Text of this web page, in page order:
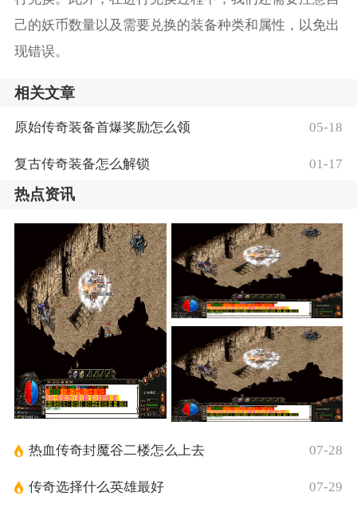
己的妖币数量以及需要兑换的装备种类和属性，以免出
现错误。
相关文章
原始传奇装备首爆奖励怎么领 05-18
复古传奇装备怎么解锁 01-17
热点资讯
热血传奇封魔谷二楼怎么上去 07-28
传奇选择什么英雄最好 07-29